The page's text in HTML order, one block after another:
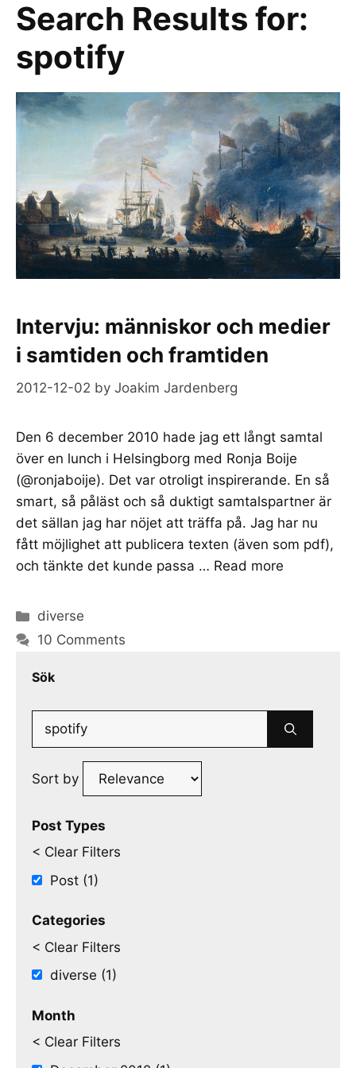
Search Results for:
spotify
Intervju: människor och medier
i samtiden och framtiden
2012-12-02 by Joakim Jardenberg
Den 6 december 2010 hade jag ett långt samtal
över en lunch i Helsingborg med Ronja Boije
(@ronjaboije). Det var otroligt inspirerande. En så
smart, så påläst och så duktigt samtalspartner är
det sällan jag har nöjet att träffa på. Jag har nu
fått möjlighet att publicera texten (även som pdf),
och tänkte det kunde passa … Read more
Categories
diverse
10 Comments
Sök
Search
Sort by
Post Types
< Clear Filters
Post (1)
Categories
< Clear Filters
diverse (1)
Month
< Clear Filters